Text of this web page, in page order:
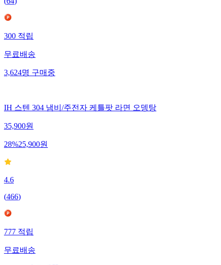
300 적립
무료배송
3,624명 구매중
IH 스텐 304 냄비/주전자 케틀팟 라면 오뎅탕
35,900원
28%25,900원
4.6
(466)
777적립
무료배송